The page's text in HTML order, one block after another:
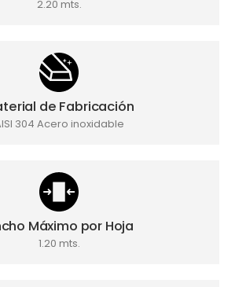
2.20 mts.
de Fabricación
304 Acero inoxidable
Máximo por Hoja
1.20 mts.